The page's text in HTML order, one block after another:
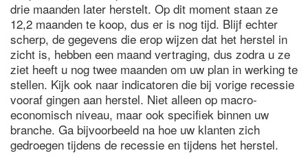
drie maanden later herstelt. Op dit moment staan ze
12,2 maanden te koop, dus er is nog tijd. Blijf echter
scherp, de gegevens die erop wijzen dat het herstel in
zicht is, hebben een maand vertraging, dus zodra u ze
ziet heeft u nog twee maanden om uw plan in werking te
stellen. Kijk ook naar indicatoren die bij vorige recessie
vooraf gingen aan herstel. Niet alleen op macro-
economisch niveau, maar ook specifiek binnen uw
branche. Ga bijvoorbeeld na hoe uw klanten zich
gedroegen tijdens de recessie en tijdens het herstel.